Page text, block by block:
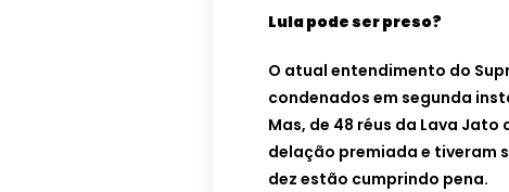
Lula pode ser preso?
O atual entendimento do
condenados em segunda
Mas, de 48 réus da Lava
delação premiada e tiveram
dez estão cumprindo pena.